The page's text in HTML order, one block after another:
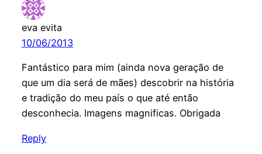
eva evita
10/06/2013
Fantástico para mim (ainda nova geração de
que um dia será de mães) descobrir na história
e tradição do meu país o que até então
desconhecia. Imagens magnificas. Obrigada
Reply